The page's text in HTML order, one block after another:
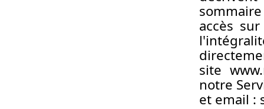
accès
site
notre
et email :